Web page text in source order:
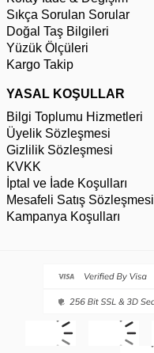
Sıkça Sorulan Sorular
Doğal Taş Bilgileri
Yüzük Ölçüleri
Kargo Takip
YASAL KOŞULLAR
Bilgi Toplumu Hizmetleri
Üyelik Sözleşmesi
Gizlilik Sözleşmesi
KVKK
İptal ve İade Koşulları
Mesafeli Satış Sözleşmesi
Kampanya Koşulları